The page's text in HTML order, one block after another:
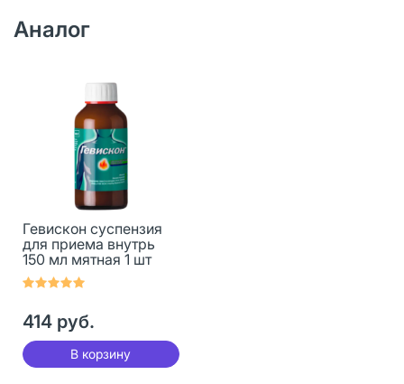
Аналог
Гевискон суспензия
для приема внутрь
150 мл мятная 1 шт
414 руб.
В корзину